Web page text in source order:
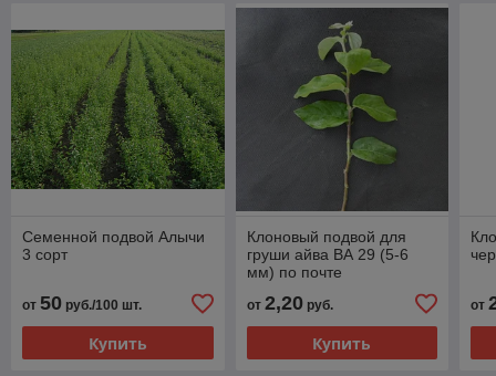
Семенной подвой Алычи
3 сорт
от 50 руб./100 шт.
Купить
Клоновый подвой для
груши айва ВА 29 (5-6
мм) по почте
от 2,20руб.
Купить
от